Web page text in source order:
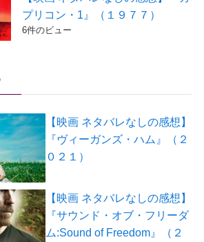
プリコン・1』（１９７７）
6件のビュー
【映画 ネタバレなしの感想】
『ヴィーガンズ・ハム』（２
０２１）
【映画 ネタバレなしの感想】
『サウンド・オブ・フリーダ
ム:Sound of Freedom』（２